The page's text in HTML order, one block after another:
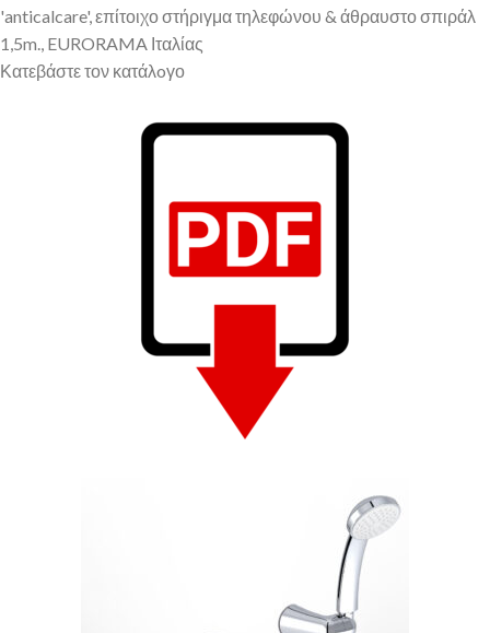
'anticalcare', επίτοιχο στήριγμα τηλεφώνου & άθραυστο σπιράλ
1,5m., EURORAMA Ιταλίας
Κατεβάστε τον κατάλoγο